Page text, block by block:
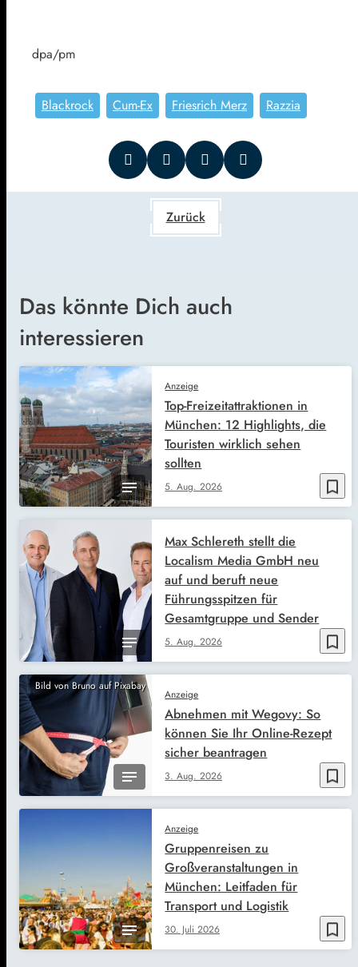
dpa/pm
Blackrock Cum-Ex Friesrich Merz Razzia
Zurück
Das könnte Dich auch
interessieren
bookmark_border
Anzeige
5. Aug. 2026
Top-Freizeitattraktionen in
München: 12 Highlights, die
Touristen wirklich sehen
sollten
bookmark_border
5. Aug. 2026
Max Schlereth stellt die
Localism Media GmbH neu
auf und beruft neue
Führungsspitzen für
Gesamtgruppe und Sender
Bild von Bruno auf Pixabay
bookmark_border
Anzeige
3. Aug. 2026
Abnehmen mit Wegovy: So
können Sie Ihr Online-Rezept
sicher beantragen
bookmark_border
Anzeige
30. Juli 2026
Gruppenreisen zu
Großveranstaltungen in
München: Leitfaden für
Transport und Logistik